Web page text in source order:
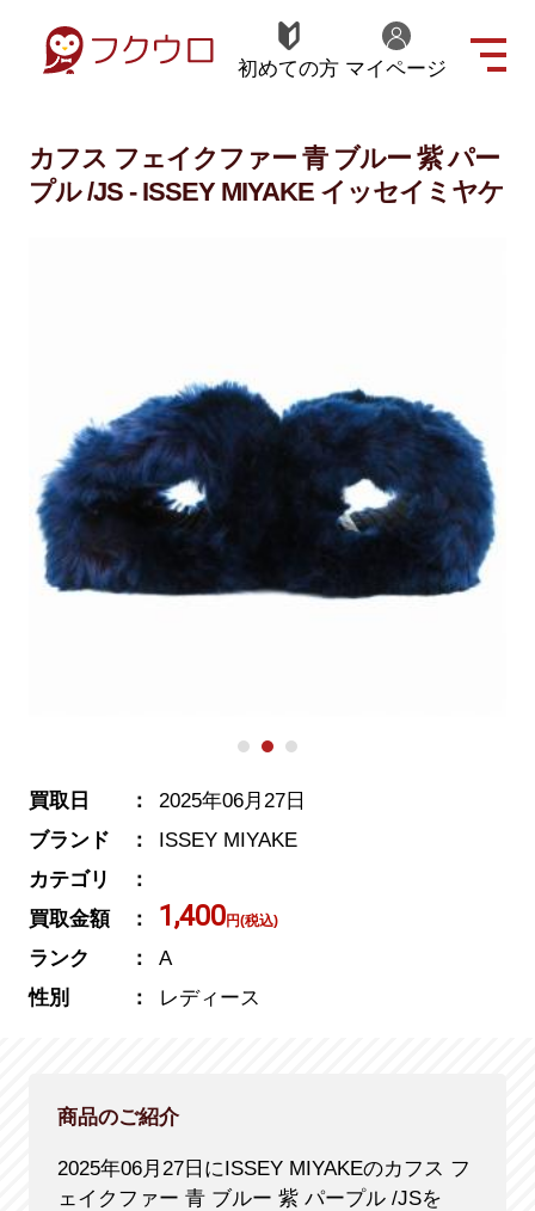
初めての方 マイページ
カフス フェイクファー 青 ブルー 紫 パー
プル /JS - ISSEY MIYAKE イッセイミヤケ
買取日
2025年06月27日
ブランド
ISSEY MIYAKE
カテゴリ
買取金額
1,400円(税込)
ランク
A
性別
レディース
商品のご紹介
2025年06月27日にISSEY MIYAKEのカフス フ
ェイクファー 青 ブルー 紫 パープル /JSを